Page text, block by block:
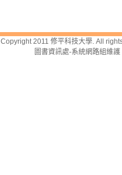
Copyright 2011 修平科技大學. All
圖書資訊處-系統網路組維護